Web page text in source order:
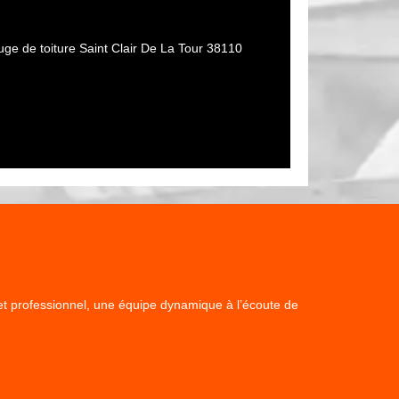
de toiture Saint Clair De La Tour 38110
une équipe dynamique à l’écoute de